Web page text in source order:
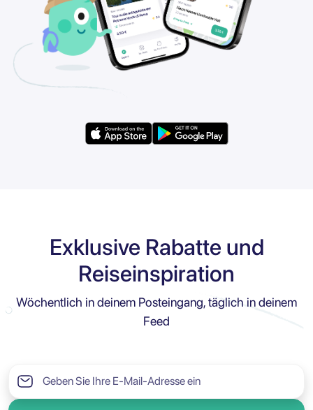
Exklusive Rabatte und
Reiseinspiration
Wöchentlich in deinem Posteingang, täglich in deinem
Feed